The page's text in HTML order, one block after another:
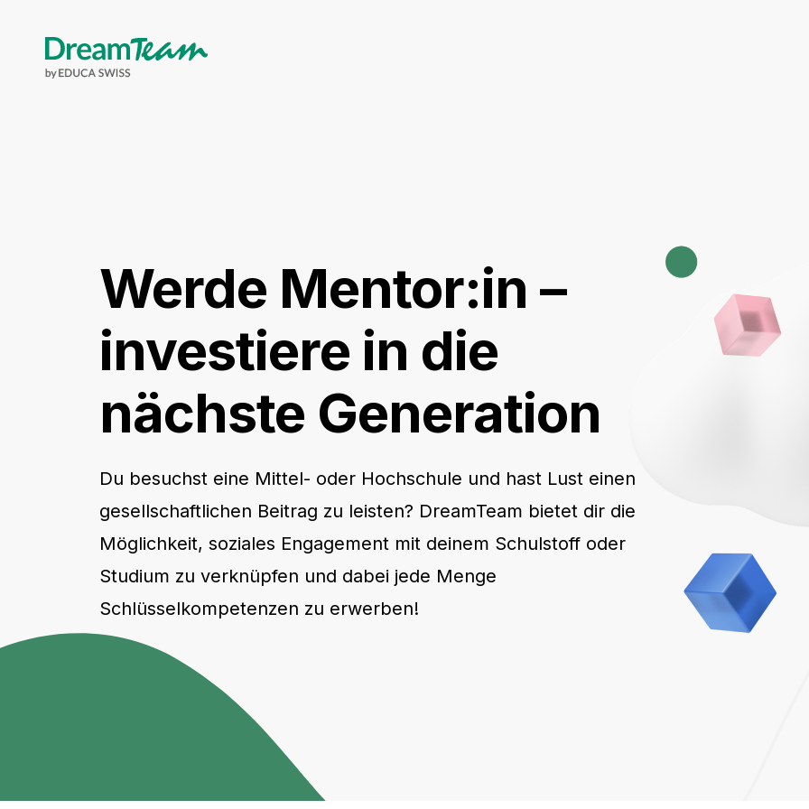
Werde Mentor:in –
investiere in die
nächste Generation
Du besuchst eine Mittel- oder Hochschule und hast Lust einen
gesellschaftlichen Beitrag zu leisten? DreamTeam bietet dir die
Möglichkeit, soziales Engagement mit deinem Schulstoff oder
Studium zu verknüpfen und dabei jede Menge
Schlüsselkompetenzen zu erwerben!